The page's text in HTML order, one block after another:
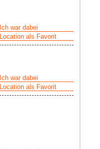
Ich war dabei
Location als Favorit
Ich war dabei
Location als Favorit